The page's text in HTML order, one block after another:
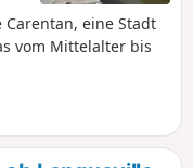
eine Stadt
vom Mittelalter bis